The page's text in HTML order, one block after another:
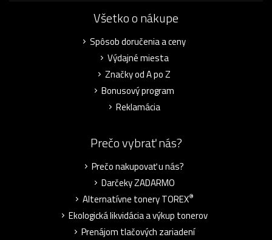
Všetko o nákupe
Spôsob doručenia a ceny
Výdajné miesta
Značky od A po Z
Bonusový program
Reklamácia
Prečo vybrať nás?
Prečo nakupovať u nás?
Darčeky ZADARMO
Alternatívne tonery TOREX®
Ekologická likvidácia a výkup tonerov
Prenájom tlačových zariadení